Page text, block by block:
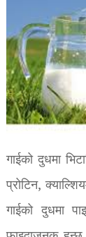
गाईको दुधमा
प्रोटिन,
गाईको दुधमा